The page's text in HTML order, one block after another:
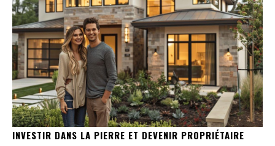
INVESTIR DANS LA PIERRE ET DEVENIR PROPRIÉTAIRE